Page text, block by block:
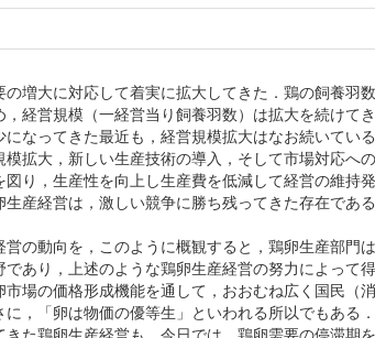
増大に対応して着実に拡大してきた．鶏の飼養羽
経営規模（一経営当り飼養羽数）は拡大を続けて
なってきた最近も，経営規模拡大はなお続いてい
拡大，新しい生産技術の導入，そして市場対応へ
り，生産性を向上し生産費を低減して経営の維持
産経営は，激しい競争に勝ち残ってきた存在であ
の動向を，このように概観すると，鶏卵生産部門
あり，上述のような鶏卵生産経営の努力によって
場の価格形成機能を通して，おおむね広く国民（
，「卵は物価の優等生」といわれる所以でもある．
た鶏卵生産経営も，今日では，鶏卵需要の停滞期